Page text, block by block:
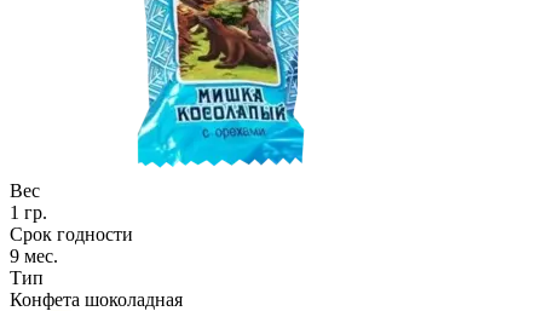
Вес
1 гр.
Срок годности
9 мес.
Тип
Конфета шоколадная